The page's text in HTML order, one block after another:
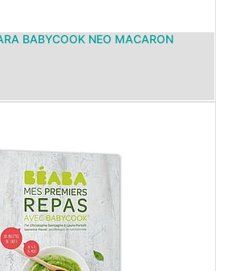
BABYCOOK NEO MACARON